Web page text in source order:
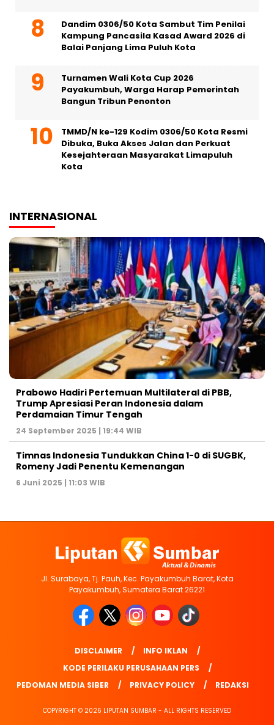
Dandim 0306/50 Kota Sambut Tim Penilai
Kampung Pancasila Kasad Award 2026 di
Balai Panjang Lima Puluh Kota
Turnamen Wali Kota Cup 2026
Payakumbuh, Warga Harap Pemerintah
Bangun Tribun Penonton
TMMD/N ke-129 Kodim 0306/50 Kota Resmi
Dibuka, Buka Akses Jalan dan Perkuat
Kesejahteraan Masyarakat Limapuluh
Kota
INTERNASIONAL
Prabowo Hadiri Pertemuan Multilateral di PBB,
Trump Apresiasi Peran Indonesia dalam
Perdamaian Timur Tengah
24 September 2025 | 19:44 WIB
Timnas Indonesia Tundukkan China 1-0 di SUGBK,
Romeny Jadi Penentu Kemenangan
6 Juni 2025 | 11:03 WIB
Jl. Surabaya, Tj. Pauh, Kec. Payakumbuh Barat, Kota
Payakumbuh, Sumatera Barat 26221
DISCLAIMER
INFO IKLAN
KODE PERILAKU PERUSAHAAN PERS
PEDOMAN MEDIA SIBER
PRIVACY POLICY REDAKSI
COPYRIGHT © 2026 LIPUTAN SUMBAR - ALL RIGHTS RESERVED